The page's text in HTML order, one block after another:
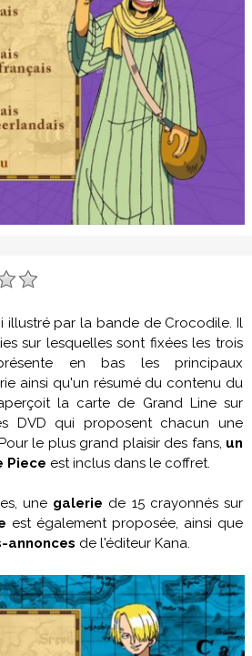
illustré par la bande de Crocodile. Il
sur lesquelles sont fixées les trois
en bas les principaux
ainsi qu'un résumé du contenu du
la carte de Grand Line sur
DVD qui proposent chacun une
le plus grand plaisir des fans, un
Piece est inclus dans le coffret.
une galerie de 15 crayonnés sur
est également proposée, ainsi que
annonces de l'éditeur Kana.